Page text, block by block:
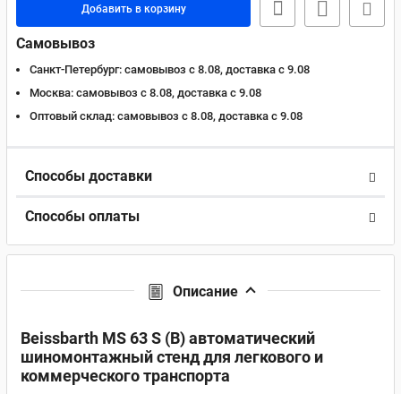
Добавить в корзину
Самовывоз
Санкт-Петербург: самовывоз с 8.08, доставка c 9.08
Москва: самовывоз с 8.08, доставка c 9.08
Оптовый склад: самовывоз с 8.08, доставка c 9.08
Способы доставки
Способы оплаты
Описание
Beissbarth MS 63 S (B) автоматический
шиномонтажный стенд для легкового и
коммерческого транспорта